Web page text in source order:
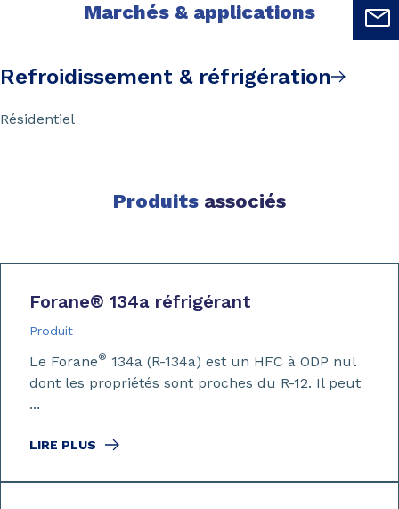
Marchés & applications
Refroidissement & réfrigération
Résidentiel
Produits associés
Forane® 134a réfrigérant
Produit
Le Forane® 134a (R-134a) est un HFC à ODP nul
dont les propriétés sont proches du R-12. Il peut
...
LIRE PLUS